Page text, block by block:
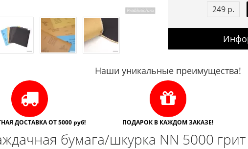
249 р.
Наши уникальные преимущества!
ДОСТАВКА ОТ 5000 руб! ПОДАРОК В КАЖДОМ ЗАКАЗЕ!
бумага/шкурка NN 5000